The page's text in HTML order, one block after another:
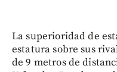
La superioridad de
estatura sobre sus
de 9 metros de